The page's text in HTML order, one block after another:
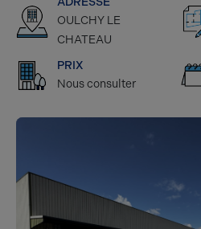
OULCHY LE
CHATEAU
PRIX
Nous consulter